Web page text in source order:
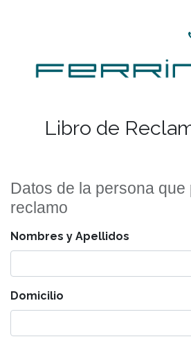
Libro de
Datos de la persona que
reclamo
Nombres y Apellidos
Domicilio